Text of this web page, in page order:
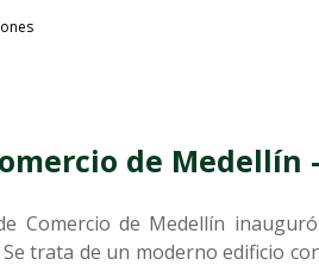
de Medellín
Comercio de Medellín
trata de un moderno edificio